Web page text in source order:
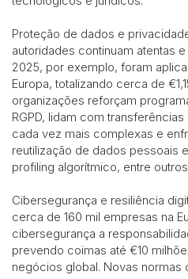
Proteção de dados e
autoridades continuam atentas
2025, por exemplo, foram
Europa, totalizando cerca de
organizações reforçam
RGPD, lidam com
cada vez mais complexas e
reutilização de dados pessoais
profiling algorítmico, entre
Cibersegurança e resiliência
cerca de 160 mil empresas na
cibersegurança a
prevendo coimas até €10
negócios global. Novas normas